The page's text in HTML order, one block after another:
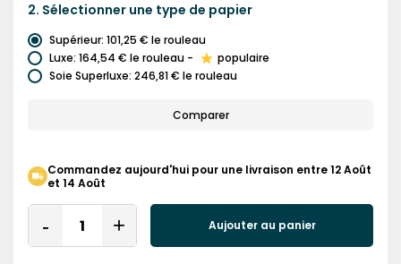
2. Sélectionner une type de papier
Supérieur: 101,25 € le rouleau
Luxe: 164,54 € le rouleau -
populaire
Soie Superluxe: 246,81 € le rouleau
Comparer
Commandez aujourd'hui pour une livraison entre 12 Août
et 14 Août
Quantity
Remove
One
Add
One
Aujouter au panier